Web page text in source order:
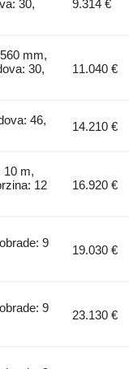
30,
9.314 €
mm,
30,
11.040 €
46,
14.210 €
10 m,
12
16.920 €
9
19.030 €
9
23.130 €